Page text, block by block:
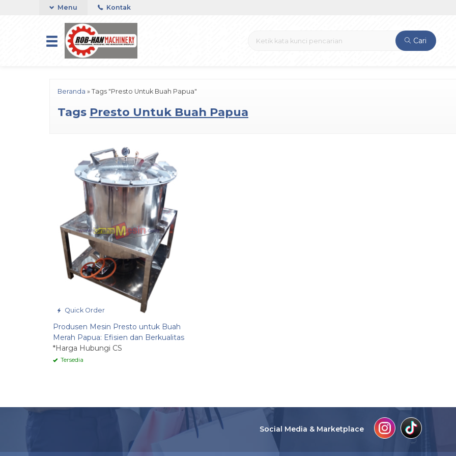
Menu Kontak
Cari
Beranda » Tags "Presto Untuk Buah Papua"
Tags Presto Untuk Buah Papua
Quick Order
Produsen Mesin Presto untuk Buah
Merah Papua: Efisien dan Berkualitas
*Harga Hubungi CS
Tersedia
Social Media & Marketplace